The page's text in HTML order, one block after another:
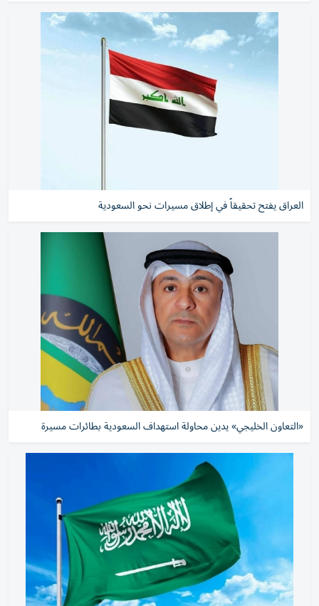
العراق يفتح تحقيقاً في إطلاق مسيرات نحو السعودية
«التعاون الخليجي» يدين محاولة استهداف السعودية بطائرات مسيرة